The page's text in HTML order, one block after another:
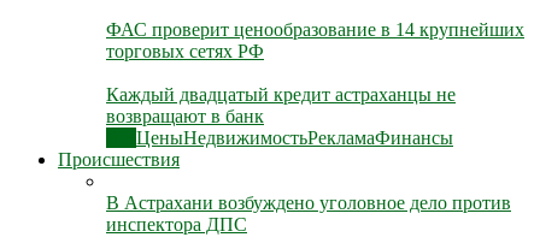
ФАС проверит ценообразование в 14 крупнейших
торговых сетях РФ
Каждый двадцатый кредит астраханцы не
возвращают в банк
ЦеныНедвижимостьРекламаФинансы
Происшествия
В Астрахани возбуждено уголовное дело против
инспектора ДПС